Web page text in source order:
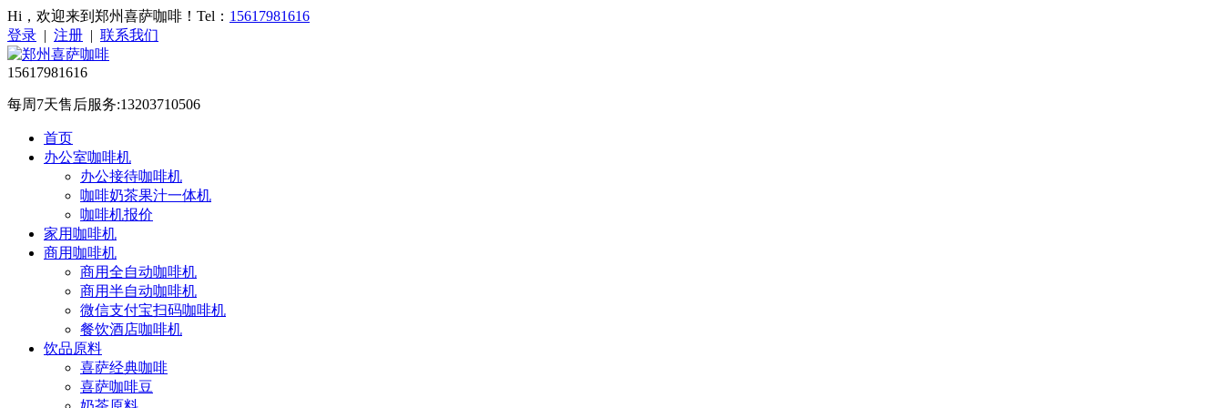
Hi，欢迎来到郑州喜萨咖啡！Tel： 15617981616
登录 | 注册 | 联系我们
15617981616
每周7天售后服务:13203710506
首页
办公室咖啡机
办公接待咖啡机
咖啡奶茶果汁一体机
咖啡机报价
家用咖啡机
商用咖啡机
商用全自动咖啡机
商用半自动咖啡机
微信支付宝扫码咖啡机
餐饮酒店咖啡机
饮品原料
喜萨经典咖啡
喜萨咖啡豆